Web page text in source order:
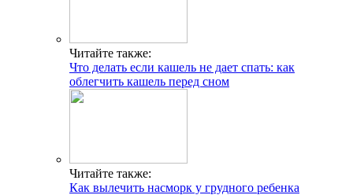
Читайте также:
Что делать если кашель не дает спать: как
облегчить кашель перед сном
Читайте также:
Как вылечить насморк у грудного ребенка